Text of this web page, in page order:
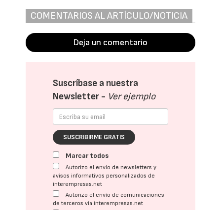
COMENTARIOS AL ARTÍCULO/NOTICIA
Deja un comentario
Suscríbase a nuestra
Newsletter - Ver ejemplo
SUSCRIBIRME GRATIS
Marcar todos
Autorizo el envío de newsletters y
avisos informativos personalizados de
interempresas.net
Autorizo el envío de comunicaciones
de terceros vía interempresas.net